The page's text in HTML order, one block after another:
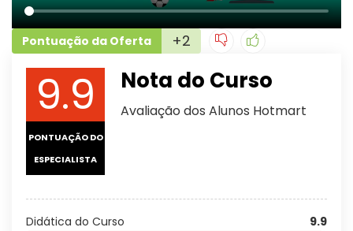
Pontuação da Oferta +2
9.9
PONTUAÇÃO DO
ESPECIALISTA
Nota do Curso
Avaliação dos Alunos Hotmart
Didática do Curso 9.9